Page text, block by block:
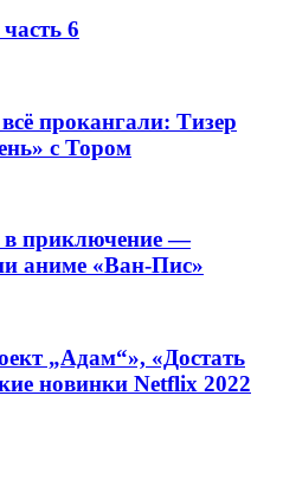
6
прокангали: Тизер
с Тором
в приключение —
аниме «Ван-Пис»
„Адам“», «Достать
новинки Netflix 2022